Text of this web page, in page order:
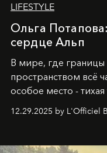
LIFESTYLE
Ольга
сердце Альп
В мире, где
пространством всё
особое место -
вершины
глубинами
Ольга Потапова -
12.29.2025 by L'Officiel